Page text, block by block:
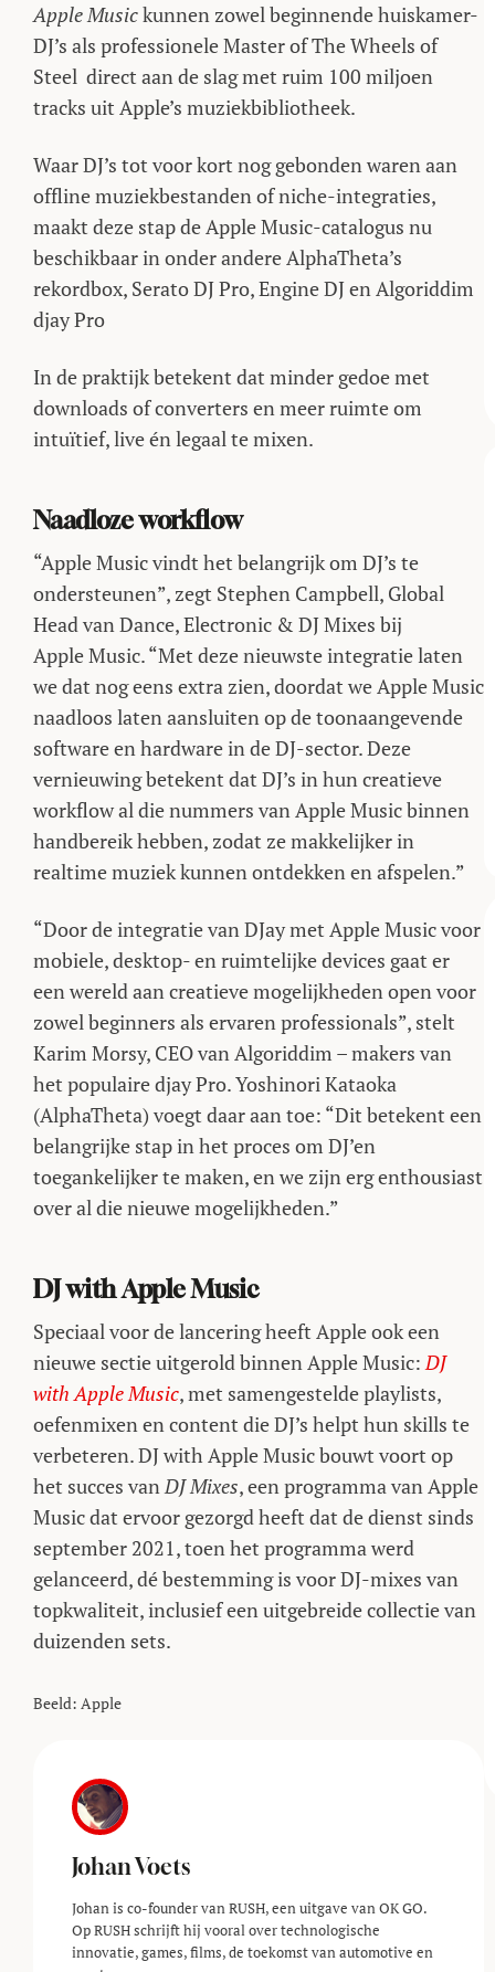
Apple Musickunnen zowel beginnende huiskamer-
DJ’s als professionele Master of The Wheels of
Steel direct aan de slag met ruim 100 miljoen
tracks uit Apple’s muziekbibliotheek.
Waar DJ’s tot voor kort nog gebonden waren aan
offline muziekbestanden of niche-integraties,
maakt deze stap de Apple Music-catalogus nu
beschikbaar in onder andere AlphaTheta’s
rekordbox, Serato DJ Pro, Engine DJ en Algoriddim
djay Pro
In de praktijk betekent dat minder gedoe met
downloads of converters en meer ruimte om
intuïtief, live én legaal te mixen.
Naadloze workflow
“Apple Music vindt het belangrijk om DJ’s te
ondersteunen”, zegt Stephen Campbell, Global
Head van Dance, Electronic & DJ Mixes bij
Apple Music. “Met deze nieuwste integratie laten
we dat nog eens extra zien, doordat we Apple Music
naadloos laten aansluiten op de toonaangevende
software en hardware in de DJ-sector. Deze
vernieuwing betekent dat DJ’s in hun creatieve
workflow al die nummers van Apple Music binnen
handbereik hebben, zodat ze makkelijker in
realtime muziek kunnen ontdekken en afspelen.”
“Door de integratie van DJay met Apple Music voor
mobiele, desktop- en ruimtelijke devices gaat er
een wereld aan creatieve mogelijkheden open voor
zowel beginners als ervaren professionals”, stelt
Karim Morsy, CEO van Algoriddim – makers van
het populaire djay Pro. Yoshinori Kataoka
(AlphaTheta) voegt daar aan toe: “Dit betekent een
belangrijke stap in het proces om DJ’en
toegankelijker te maken, en we zijn erg enthousiast
over al die nieuwe mogelijkheden.”
DJ with Apple Music
Speciaal voor de lancering heeft Apple ook een
nieuwe sectie uitgerold binnen Apple Music:DJ
with Apple Music, met samengestelde playlists,
oefenmixen en content die DJ’s helpt hun skills te
verbeteren. DJ with Apple Music bouwt voort op
het succes vanDJ Mixes, een programma van Apple
Music dat ervoor gezorgd heeft dat de dienst sinds
september 2021, toen het programma werd
gelanceerd, dé bestemming is voor DJ-mixes van
topkwaliteit, inclusief een uitgebreide collectie van
duizenden sets.
Beeld: Apple
Johan Voets
Johan is co-founder van RUSH, een uitgave van OK GO.
Op RUSH schrijft hij vooral over technologische
innovatie, games, films, de toekomst van automotive en